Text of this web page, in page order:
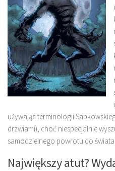
używając terminologii
drzwiami), choć niespecjalnie
samodzielnego powrotu do
Największy atut?